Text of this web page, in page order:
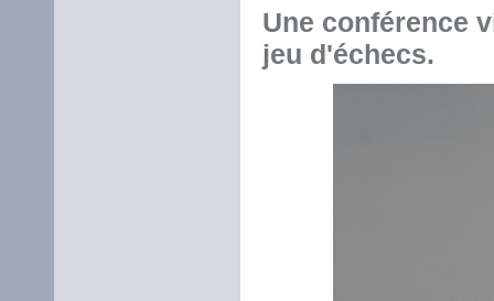
Une conférence
jeu d'échecs.